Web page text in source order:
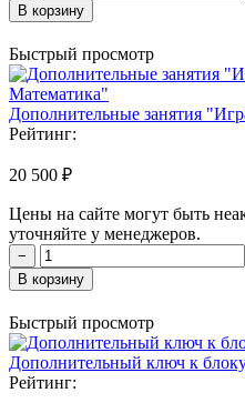
В корзину
Быстрый просмотр
Дополнительные занятия
Рейтинг:
20 500 ₽
Цены на сайте могут быть
уточняйте у менеджеров.
−
В корзину
Быстрый просмотр
Дополнительный ключ к
Рейтинг: